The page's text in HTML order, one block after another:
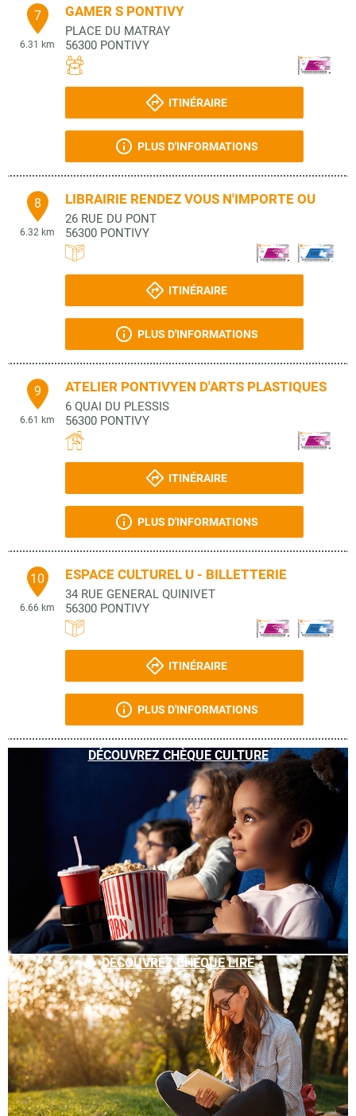
7
6.31 km
GAMER S PONTIVY
PLACE DU MATRAY
56300 PONTIVY
ITINÉRAIRE
PLUS D'INFORMATIONS
8
6.32 km
LIBRAIRIE RENDEZ VOUS N'IMPORTE OU
26 RUE DU PONT
56300 PONTIVY
ITINÉRAIRE
PLUS D'INFORMATIONS
9
6.61 km
ATELIER PONTIVYEN D'ARTS PLASTIQUES
6 QUAI DU PLESSIS
56300 PONTIVY
ITINÉRAIRE
PLUS D'INFORMATIONS
10
6.66 km
ESPACE CULTUREL U - BILLETTERIE
34 RUE GENERAL QUINIVET
56300 PONTIVY
ITINÉRAIRE
PLUS D'INFORMATIONS
DÉCOUVREZ CHÈQUE CULTURE
DÉCOUVREZ CHÈQUE LIRE